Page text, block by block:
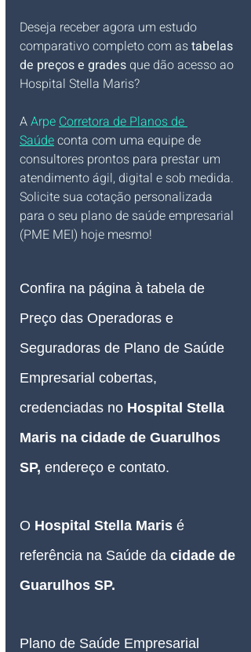
Deseja receber agora um estudo
comparativo completo com as tabelas
de preços e grades que dão acesso ao
Hospital Stella Maris?
A Arpe Corretora de Planos de
Saúde conta com uma equipe de
consultores prontos para prestar um
atendimento ágil, digital e sob medida.
Solicite sua cotação personalizada
para o seu plano de saúde empresarial
(PME MEI) hoje mesmo!
Confira na página à tabela de
Preço das Operadoras e
Seguradoras de Plano de Saúde
Empresarial cobertas,
credenciadas no Hospital Stella
Maris na cidade de Guarulhos
SP, endereço e contato.
O Hospital Stella Maris é
referência na Saúde da cidade de
Guarulhos SP.
Plano de Saúde Empresarial